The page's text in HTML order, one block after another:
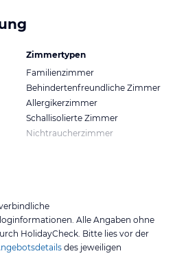
Zimmertypen
Familienzimmer
Behindertenfreundliche Zimmer
Allergikerzimmer
Schallisolierte Zimmer
Nichtraucherzimmer
Alle Angaben ohne
HolidayCheck. Bitte lies vor der
des jeweiligen